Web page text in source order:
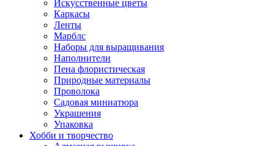
Искусственные цветы
Каркасы
Ленты
Марблс
Наборы для выращивания
Наполнители
Пена флористическая
Природные материалы
Проволока
Садовая миниатюра
Украшения
Упаковка
Хобби и творчество